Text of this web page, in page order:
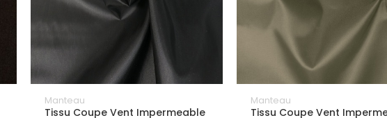
Manteau
Tissu Coupe Vent Impermeable
Manteau
Tissu Coupe Vent